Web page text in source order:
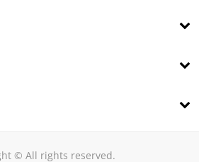
© All rights reserved.